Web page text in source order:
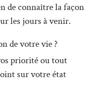
de connaître la façon
les jours à venir.
de votre vie ?
priorité ou tout
sur votre état